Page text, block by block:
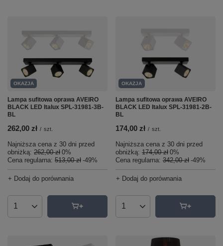
OKAZJA
Lampa sufitowa oprawa AVEIRO
BLACK LED Italux SPL-31981-3B-
BL
262,00 zł / szt.
Najniższa cena z 30 dni przed
obniżką: 262,00 zł 0%
Cena regularna: 513,00 zł -49%
+ Dodaj do porównania
Ilość produktów
OKAZJA
Lampa sufitowa oprawa AVEIRO
BLACK LED Italux SPL-31981-2B-
BL
174,00 zł / szt.
Najniższa cena z 30 dni przed
obniżką: 174,00 zł 0%
Cena regularna: 342,00 zł -49%
+ Dodaj do porównania
Ilość produktów